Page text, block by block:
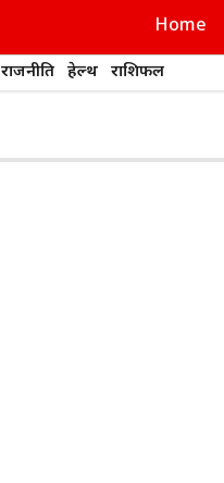
Home
राजनीति हेल्थ राशिफल